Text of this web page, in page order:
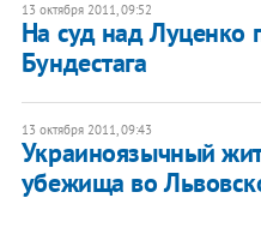
13 октября 2011, 09:52
На суд над Луценко
Бундестага
13 октября 2011, 09:43
Украиноязычный
убежища во